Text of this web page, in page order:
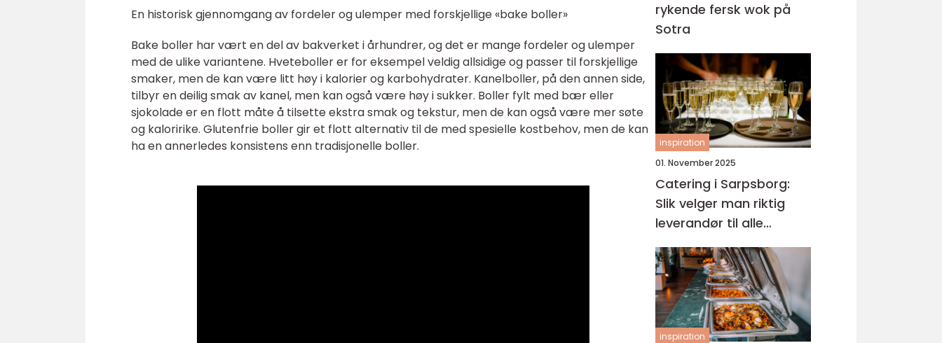
En historisk gjennomgang av fordeler og ulemper med forskjellige «bake boller»
Bake boller har vært en del av bakverket i århundrer, og det er mange fordeler og ulemper
med de ulike variantene. Hveteboller er for eksempel veldig allsidige og passer til forskjellige
smaker, men de kan være litt høy i kalorier og karbohydrater. Kanelboller, på den annen side,
tilbyr en deilig smak av kanel, men kan også være høy i sukker. Boller fylt med bær eller
sjokolade er en flott måte å tilsette ekstra smak og tekstur, men de kan også være mer søte
og kaloririke. Glutenfrie boller gir et flott alternativ til de med spesielle kostbehov, men de kan
ha en annerledes konsistens enn tradisjonelle boller.
rykende fersk wok på
Sotra
inspiration
01. November 2025
Catering i Sarpsborg:
Slik velger man riktig
leverandør til alle
anledninger
inspiration